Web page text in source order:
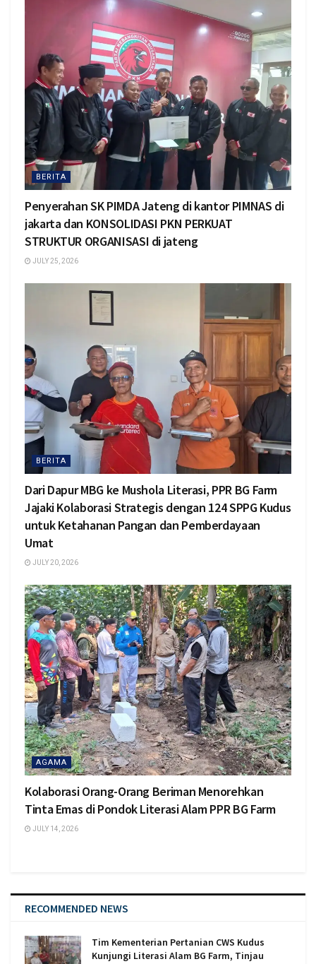
BERITA
Penyerahan SK PIMDA Jateng di kantor PIMNAS di
jakarta dan KONSOLIDASI PKN PERKUAT
STRUKTUR ORGANISASI di jateng
JULY 25, 2026
BERITA
Dari Dapur MBG ke Mushola Literasi, PPR BG Farm
Jajaki Kolaborasi Strategis dengan 124 SPPG Kudus
untuk Ketahanan Pangan dan Pemberdayaan
Umat
JULY 20, 2026
AGAMA
Kolaborasi Orang-Orang Beriman Menorehkan
Tinta Emas di Pondok Literasi Alam PPR BG Farm
JULY 14, 2026
RECOMMENDED NEWS
Tim Kementerian Pertanian CWS Kudus
Kunjungi Literasi Alam BG Farm, Tinjau